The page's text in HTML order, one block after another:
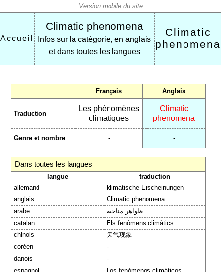
Accueil
Climatic phenomena
Infos sur la catégorie, en anglais
et dans toutes les langues
Climatic
phenomena
Français Anglais
Traduction
Les phénomènes
climatiques
Climatic
phenomena
Genre et nombre - -
Dans toutes les langues
langue
traduction
allemand
klimatische Erscheinungen
anglais
Climatic phenomena
arabe
ظواهر مناخية
catalan
Els fenòmens climàtics
chinois
天气现象
coréen
-
danois
-
espagnol
Los fenómenos climáticos